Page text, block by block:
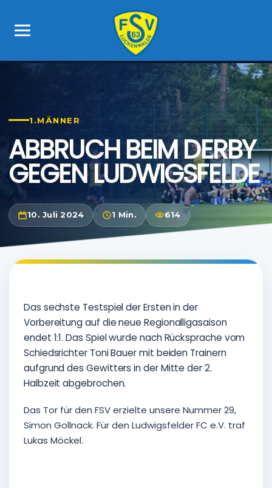
1.MÄNNER
ABBRUCH BEIM DERBY
GEGEN LUDWIGSFELDE
10. Juli 2024 1 Min. 614
Das sechste Testspiel der Ersten in der
Vorbereitung auf die neue Regionalligasaison
endet 1:1. Das Spiel wurde nach Rücksprache vom
Schiedsrichter Toni Bauer mit beiden Trainern
aufgrund des Gewitters in der Mitte der 2.
Halbzeit abgebrochen.
Das Tor für den FSV erzielte unsere Nummer 29,
Simon Gollnack. Für den Ludwigsfelder FC e.V. traf
Lukas Möckel.